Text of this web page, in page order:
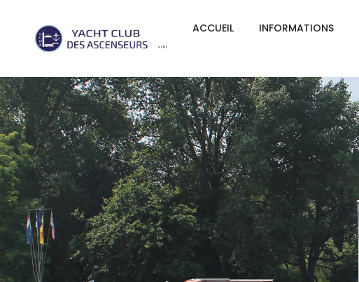
ACCUEIL INFORMATIONS